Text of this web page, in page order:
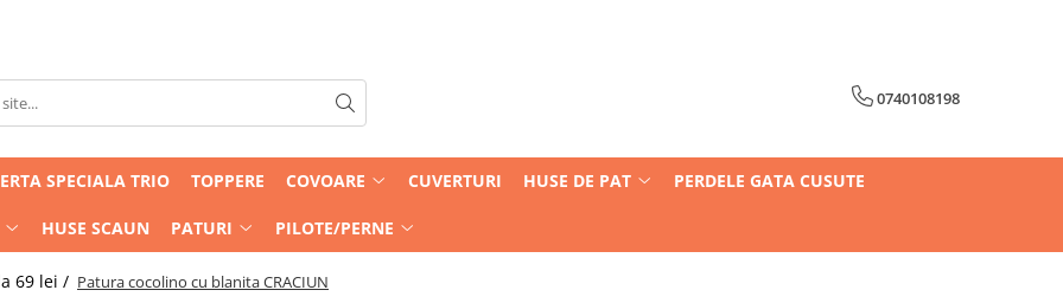
0740108198
SPECIALA TRIO TOPPERE COVOARE CUVERTURI HUSE DE PAT PERDELE GATA CUSUTE
HUSE SCAUN PATURI PILOTE/PERNE
69 lei / Patura cocolino cu blanita CRACIUN